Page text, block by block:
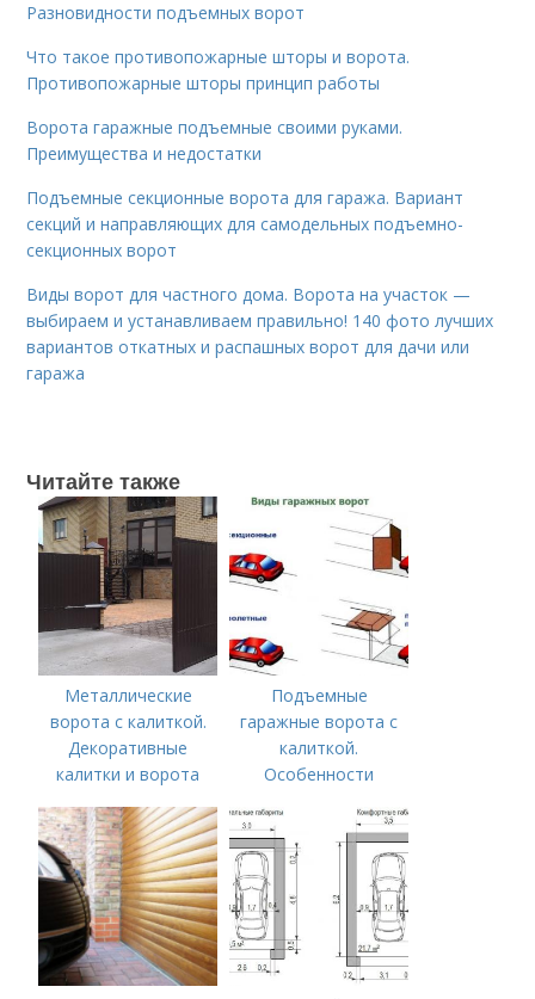
Разновидности подъемных ворот
Что такое противопожарные шторы и ворота.
Противопожарные шторы принцип работы
Ворота гаражные подъемные своими руками.
Преимущества и недостатки
Подъемные секционные ворота для гаража. Вариант
секций и направляющих для самодельных подъемно-
секционных ворот
Виды ворот для частного дома. Ворота на участок —
выбираем и устанавливаем правильно! 140 фото лучших
вариантов откатных и распашных ворот для дачи или
гаража
Читайте также
Металлические
ворота с калиткой.
Декоративные
калитки и ворота
Подъемные
гаражные ворота с
калиткой.
Особенности